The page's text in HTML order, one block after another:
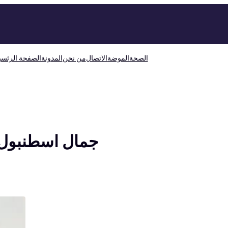
الصفحةالمدونةمن نحنالاتصالالموضةالصحة
جمال